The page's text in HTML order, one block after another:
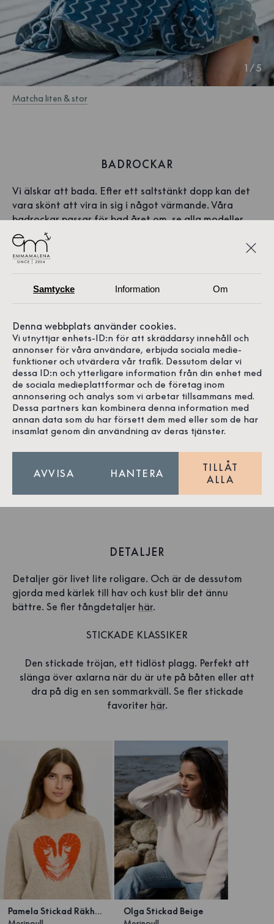
Matcha liten & stor
1 /5
BADROCKAR
Vi älskar att bada. Efter ett saltstänkt dopp kan det
vara skönt att vira in sig i något värmande. Våra
badrockar passar för bad året om,se alla modeller.
Frottéponcho Räka Petrol
Bomull
999 SEK
Slutsåld
DETALJER
Detaljer gör livet lite roligare. Och är de dessutom
gjorda med kärlek till hav och kust blir det ännu
bättre. Se fler tångdetaljer här.
STICKADE KLASSIKER
Den stickade tröjan, ett tidlöst plagg. Perfekt att
slänga över axlarna när du är ute på båten eller att
dra på dig en sen sommarkväll. Se fler stickade
favoriter här.
Pamela Stickad Räkhjärta
Olga Stickad Beige
Samtycke Information Om
Denna webbplats använder cookies.
Vi utnyttjar enhets-ID:n för att skräddarsy innehåll och
annonser för våra användare, erbjuda sociala medie-
funktioner och utvärdera vår trafik. Dessutom delar vi
dessa ID:n och ytterligare information från din enhet med
de sociala medieplattformar och de företag inom
annonsering och analys som vi arbetar tillsammans med.
Dessa partners kan kombinera denna information med
annan data som du har försett dem med eller som de har
insamlat genom din användning av deras tjänster.
AVVISA HANTERA
TILLÅT
ALLA